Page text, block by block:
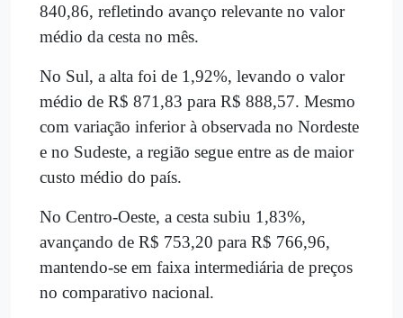
840,86, refletindo avanço relevante no valor
médio da cesta no mês.
No Sul, a alta foi de 1,92%, levando o valor
médio de R$ 871,83 para R$ 888,57. Mesmo
com variação inferior à observada no Nordeste
e no Sudeste, a região segue entre as de maior
custo médio do país.
No Centro-Oeste, a cesta subiu 1,83%,
avançando de R$ 753,20 para R$ 766,96,
mantendo-se em faixa intermediária de preços
no comparativo nacional.